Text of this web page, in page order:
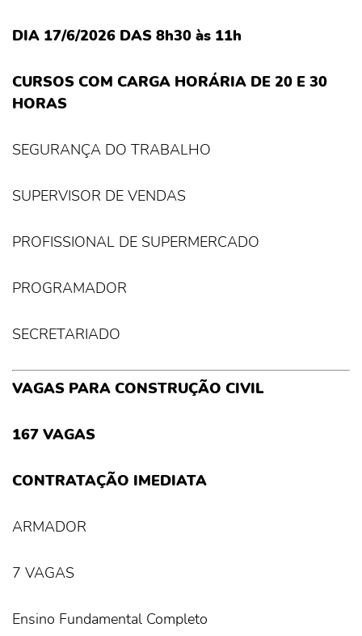
DIA 17/6/2026 DAS 8h30 às 11h
CURSOS COM CARGA HORÁRIA DE 20 E 30
HORAS
SEGURANÇA DO TRABALHO
SUPERVISOR DE VENDAS
PROFISSIONAL DE SUPERMERCADO
PROGRAMADOR
SECRETARIADO
VAGAS PARA CONSTRUÇÃO CIVIL
167 VAGAS
CONTRATAÇÃO IMEDIATA
ARMADOR
7 VAGAS
Ensino Fundamental Completo